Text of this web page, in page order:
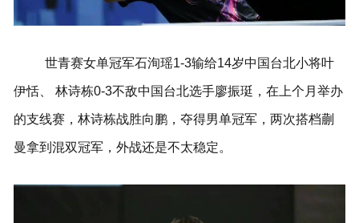
世青赛女单冠军石洵瑶1-3输给14岁中国台北小将叶
伊恬、 林诗栋0-3不敌中国台北选手廖振珽，在上个月举办
的支线赛，林诗栋战胜向鹏，夺得男单冠军，两次搭档蒯
曼拿到混双冠军，外战还是不太稳定。